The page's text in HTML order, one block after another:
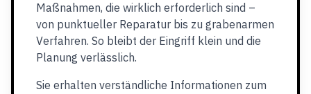
Maßnahmen, die wirklich erforderlich sind –
von punktueller Reparatur bis zu grabenarmen
Verfahren. So bleibt der Eingriff klein und die
Planung verlässlich.
Sie erhalten verständliche Informationen zum